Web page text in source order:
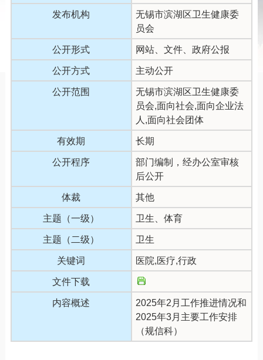
发布机构
无锡市滨湖区卫生健康委
员会
公开形式 网站、文件、政府公报
公开方式 主动公开
公开范围
无锡市滨湖区卫生健康委
员会,面向社会,面向企业法
人,面向社会团体
有效期 长期
公开程序
部门编制，经办公室审核
后公开
体裁 其他
主题（一级） 卫生、体育
主题（二级） 卫生
关键词 医院,医疗,行政
文件下载
内容概述
2025年2月工作推进情况和
2025年3月主要工作安排
（规信科）